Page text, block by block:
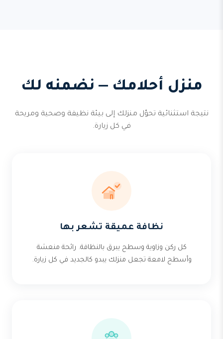
منزل أحلامك — نضمنه لك
نتيجة استثنائية تحوّل منزلك إلى بيئة نظيفة وصحية ومريحة
في كل زيارة.
نظافة عميقة تشعر بها
كل ركن وزاوية وسطح يبرق بالنظافة. رائحة منعشة
وأسطح لامعة تجعل منزلك يبدو كالجديد في كل زيارة.